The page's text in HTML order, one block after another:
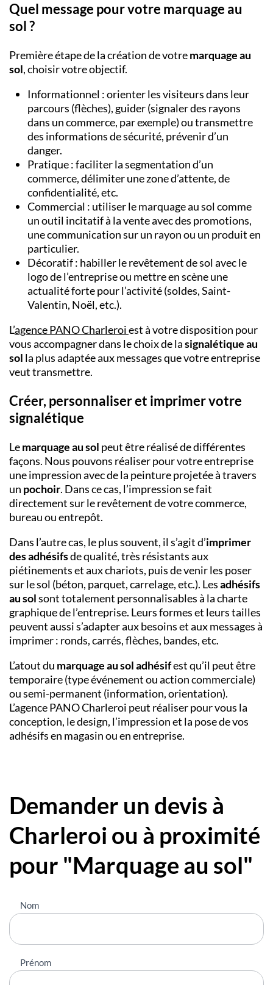
Quel message pour votre marquage au
sol ?
Première étape de la création de votremarquage au
sol, choisir votre objectif.
Informationnel : orienter les visiteurs dans leur
parcours (flèches), guider (signaler des rayons
dans un commerce, par exemple) ou transmettre
des informations de sécurité, prévenir d’un
danger.
Pratique : faciliter la segmentation d’un
commerce, délimiter une zone d’attente, de
confidentialité, etc.
Commercial : utiliser le marquage au sol comme
un outil incitatif à la vente avec des promotions,
une communication sur un rayon ou un produit en
particulier.
Décoratif : habiller le revêtement de sol avec le
logo de l’entreprise ou mettre en scène une
actualité forte pour l’activité (soldes, Saint-
Valentin, Noël, etc.).
L’agence PANOCharleroiest à votre disposition pour
vous accompagner dans le choix de lasignalétique au
sol la plus adaptée aux messages que votre entreprise
veut transmettre.
Créer, personnaliser et imprimer votre
signalétique
Lemarquage au sol peut être réalisé de différentes
façons. Nous pouvons réaliser pour votre entreprise
une impression avec de la peinture projetée à travers
un pochoir. Dans ce cas, l’impression se fait
directement sur le revêtement de votre commerce,
bureau ou entrepôt.
Dans l’autre cas, le plus souvent, il s’agit d’imprimer
des adhésifsde qualité, très résistants aux
piétinements et aux chariots, puis de venir les poser
sur le sol (béton, parquet, carrelage, etc.). Lesadhésifs
au solsont totalement personnalisables à la charte
graphique de l’entreprise. Leurs formes et leurs tailles
peuvent aussi s’adapter aux besoins et aux messages à
imprimer : ronds, carrés, flèches, bandes, etc.
L’atout du marquage au sol adhésifest qu’il peut être
temporaire (type événement ou action commerciale)
ou semi-permanent (information, orientation).
L’agence PANOCharleroi peut réaliser pour vous la
conception, le design, l’impression et la pose de vos
adhésifs en magasin ou en entreprise.
Demander un devis à
Charleroi ou à proximité
pour "Marquage au sol"
Nous
contacter
Nom
Prénom